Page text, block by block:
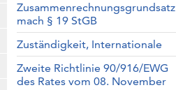
Zusammenrechnungsgrundsatz
mach § 19 StGB
Zuständigkeit, Internationale
Zweite Richtlinie 90/916/EWG
des Rates vom 08. November